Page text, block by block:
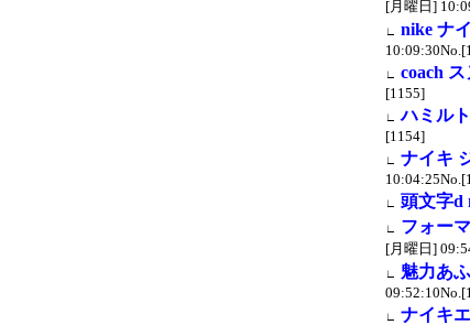
[月曜日]
∟ nike ナ
∟ coach
[1155]
∟ ハミル
[1154]
∟ ナイキ
∟ 頭文字d
∟ フォー
[月曜日]
∟ 魅力あ
∟ ナイキ